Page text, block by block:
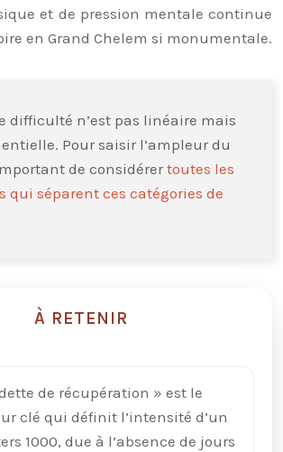
et de pression mentale continue
en Grand Chelem si monumentale.
difficulté n’est pas linéaire mais
Pour saisir l’ampleur du
de considérer toutes les
qui séparent ces catégories de
À RETENIR
de récupération » est le
clé qui définit l’intensité d’un
1000, due à l’absence de jours